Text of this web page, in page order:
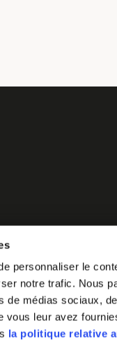
personnaliser le
notre trafic. Nous
de médias sociaux,
vous leur avez
la politique relative
notre
comment